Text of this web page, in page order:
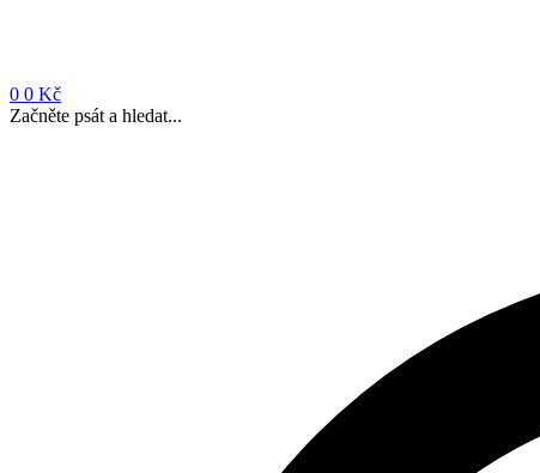
0 0 Kč
Začněte psát a hledat...